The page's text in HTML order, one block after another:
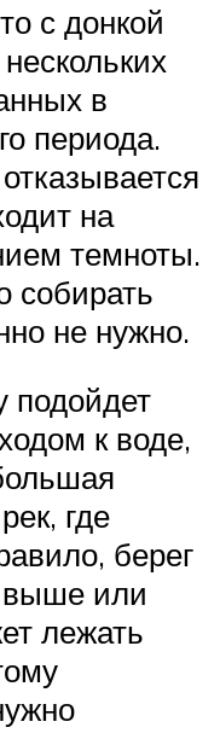
с донкой
в
периода.
на
темноты.
собирать
не нужно.
подойдет
к воде,
где
берег
или
лежать